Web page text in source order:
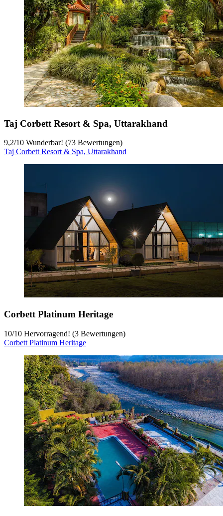
Taj Corbett Resort & Spa, Uttarakhand
9,2/10 Wunderbar! (73 Bewertungen)
Taj Corbett Resort & Spa, Uttarakhand
Corbett Platinum Heritage
10/10 Hervorragend! (3 Bewertungen)
Corbett Platinum Heritage